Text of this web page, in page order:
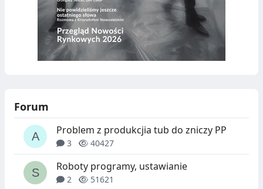
Forum
Problem z produkcjia tub do zniczy PP
3 40427
Roboty programy, ustawianie
2 51621